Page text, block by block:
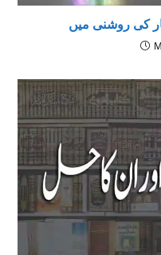
كى روشنى ميں